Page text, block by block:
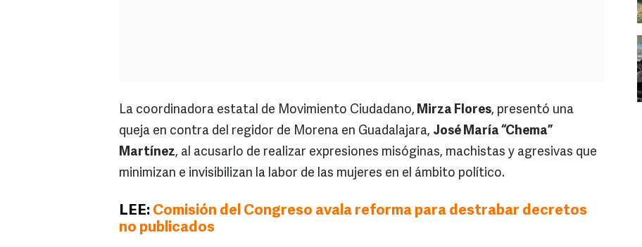
La coordinadora estatal de Movimiento Ciudadano, Mirza Flores, presentó una
queja en contra del regidor de Morena en Guadalajara, José María “Chema”
Martínez, al acusarlo de realizar expresiones misóginas, machistas y agresivas que
minimizan e invisibilizan la labor de las mujeres en el ámbito político.
LEE: Comisión del Congreso avala reforma para destrabar decretos
no publicados